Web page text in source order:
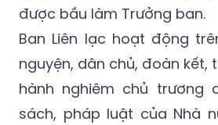
được bầu làm Trưởng ban.
Ban Liên lạc hoạt động
nguyện, dân chủ, đoàn kết,
hành nghiêm chủ trương
sách, pháp luật của Nhà